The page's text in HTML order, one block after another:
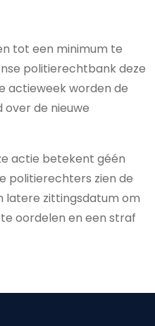
tot een minimum te
politierechtbank deze
actieweek worden de
de nieuwe
actie betekent géén
politierechters zien de
latere zittingsdatum om
oordelen en een straf